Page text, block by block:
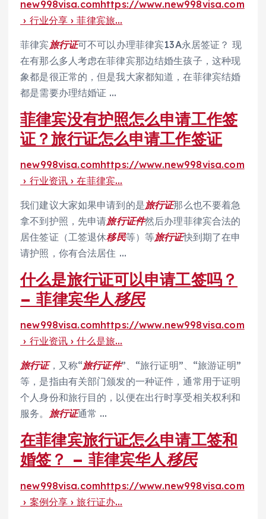
new998visa.comhttps://www.new998visa.com
› 行业分享 › 菲律宾旅…
菲律宾旅行证可不可以办理菲律宾13A永居签证？ 现
在有那么多人考虑在菲律宾那边结婚生孩子，这种现
象都是很正常的，但是我大家都知道，在菲律宾结婚
都是需要办理结婚证 …
菲律宾没有护照怎么申请工作签
证？旅行证怎么申请工作签证
new998visa.comhttps://www.new998visa.com
› 行业资讯 › 在菲律宾…
我们建议大家如果申请到的是旅行证那么也不要着急
拿不到护照，先申请旅行证件然后办理菲律宾合法的
居住签证（工签退休移民等）等旅行证快到期了在申
请护照，你有合法居住 …
什么是旅行证可以申请工签吗？
– 菲律宾华人移民
new998visa.comhttps://www.new998visa.com
› 行业资讯 › 什么是旅…
旅行证，又称“旅行证件”、“旅行证明”、“旅游证明”
等，是指由有关部门颁发的一种证件，通常用于证明
个人身份和旅行目的，以便在出行时享受相关权利和
服务。 旅行证通常 …
在菲律宾旅行证怎么申请工签和
婚签？ – 菲律宾华人移民
new998visa.comhttps://www.new998visa.com
› 案例分享 › 旅行证办…